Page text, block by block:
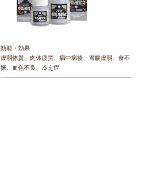
効能・効果
虚弱体質、肉体疲労、病中病後、胃腸虚弱、食不
振、血色不良、冷え症